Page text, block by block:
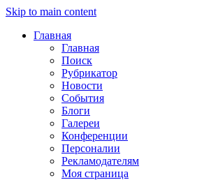
Skip to main content
Главная
Главная
Поиск
Рубрикатор
Новости
События
Блоги
Галереи
Конференции
Персоналии
Рекламодателям
Моя страница